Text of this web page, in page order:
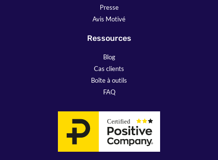
Presse
Avis Motivé
Ressources
Blog
Cas clients
Boîte à outils
FAQ